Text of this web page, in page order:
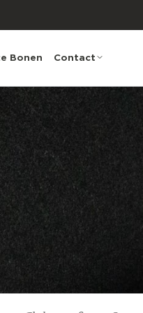
Bonen Contact